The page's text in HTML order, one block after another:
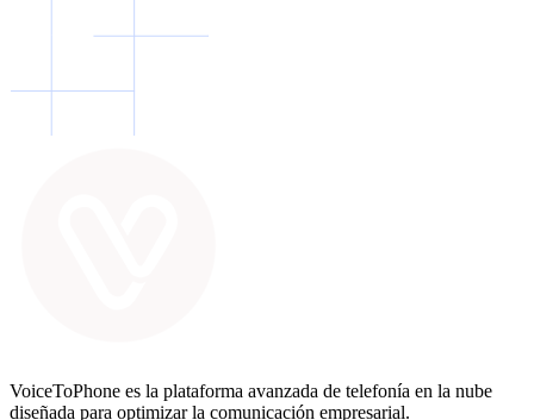
VoiceToPhone es la plataforma avanzada de telefonía en la nube
diseñada para optimizar la comunicación empresarial.